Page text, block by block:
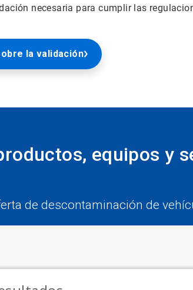
necesaria para cumplir las
la validación
equipos y
de descontaminación de